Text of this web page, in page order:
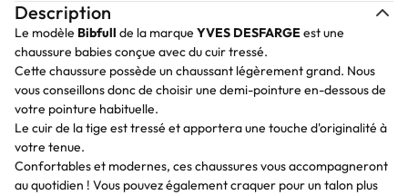
Description
Le modèle Bibfull de la marque YVES DESFARGE est une
chaussure babies conçue avec du cuir tressé.
Cette chaussure possède un chaussant légèrement grand. Nous
vous conseillons donc de choisir une demi-pointure en-dessous de
votre pointure habituelle.
Le cuir de la tige est tressé et apportera une touche d'originalité à
votre tenue.
Confortables et modernes, ces chaussures vous accompagneront
au quotidien ! Vous pouvez également craquer pour un talon plus